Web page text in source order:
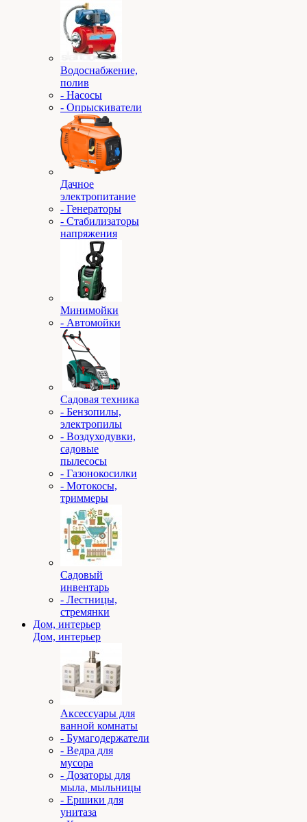
Водоснабжение,
полив
- Насосы
- Опрыскиватели
Дачное
электропитание
- Генераторы
- Стабилизаторы
напряжения
Минимойки
- Автомойки
Садовая техника
- Бензопилы,
электропилы
- Воздуходувки,
садовые
пылесосы
- Газонокосилки
- Мотокосы,
триммеры
Садовый
инвентарь
- Лестницы,
стремянки
Дом, интерьер
Дом, интерьер
Аксессуары для
ванной комнаты
- Бумагодержатели
- Ведра для
мусора
- Дозаторы для
мыла, мыльницы
- Ершики для
унитаза